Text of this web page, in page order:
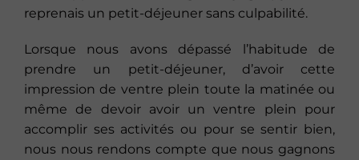
reprenais un petit-déjeuner sans culpabilité.
Lorsque nous avons dépassé l’habitude de
prendre un petit-déjeuner, d’avoir cette
impression de ventre plein toute la matinée ou
même de devoir avoir un ventre plein pour
accomplir ses activités ou pour se sentir bien,
nous nous rendons compte que nous gagnons